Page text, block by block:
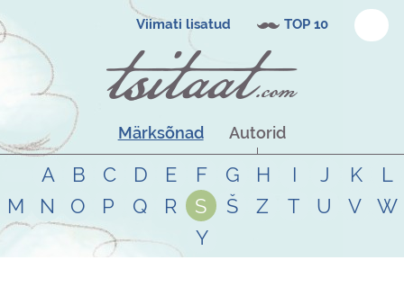
Viimati lisatud TOP 10
Märksõnad Autorid
A B C D E F G H I J K
L
M
N O P Q R S Š Z T U V
W
Y